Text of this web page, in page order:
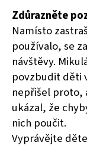
Zdůrazněte
Namísto
používalo, se
návštěvy.
povzbudit děti
nepřišel proto,
ukázal, že
nich poučit.
Vyprávějte